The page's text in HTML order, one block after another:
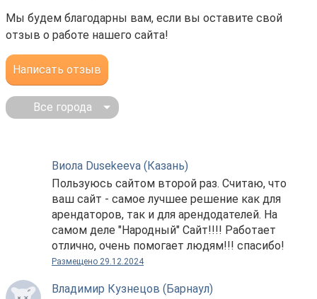
Мы будем благодарны вам, если вы оставите свой
отзыв о работе нашего сайта!
Написать отзыв
Все города
Виола Dusekeeva (Казань)
Пользуюсь сайтом второй раз. Считаю, что
ваш сайт - самое лучшее решение как для
арендаторов, так и для арендодателей. На
самом деле "Народный" Сайт!!!! Работает
отлично, очень помогает людям!!! спасибо!
Размещено 29.12.2024
Владимир Кузнецов (Барнаул)